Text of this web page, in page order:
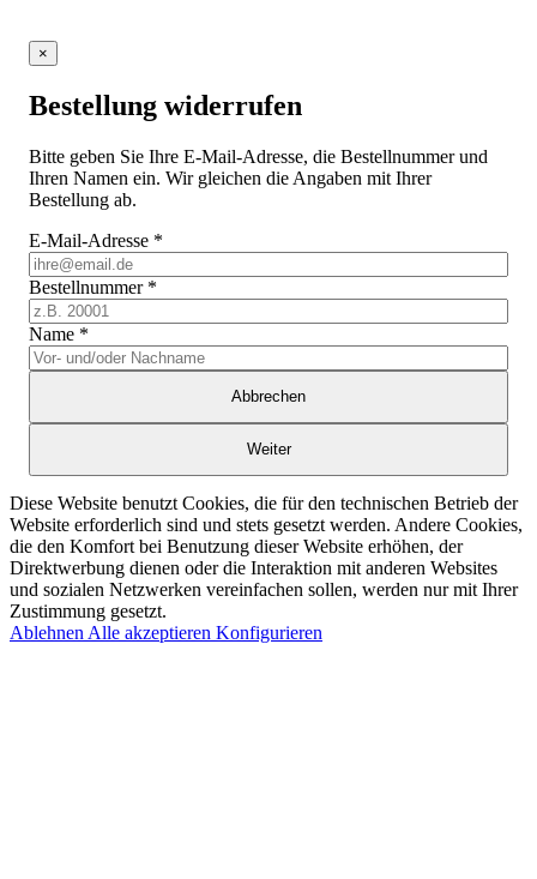
×
Bestellung widerrufen
Bitte geben Sie Ihre E-Mail-Adresse, die Bestellnummer und
Ihren Namen ein. Wir gleichen die Angaben mit Ihrer
Bestellung ab.
E-Mail-Adresse *
Bestellnummer *
Name *
Abbrechen
Weiter
Diese Website benutzt Cookies, die für den technischen Betrieb der
Website erforderlich sind und stets gesetzt werden. Andere Cookies,
die den Komfort bei Benutzung dieser Website erhöhen, der
Direktwerbung dienen oder die Interaktion mit anderen Websites
und sozialen Netzwerken vereinfachen sollen, werden nur mit Ihrer
Zustimmung gesetzt.
Ablehnen Alle akzeptieren Konfigurieren